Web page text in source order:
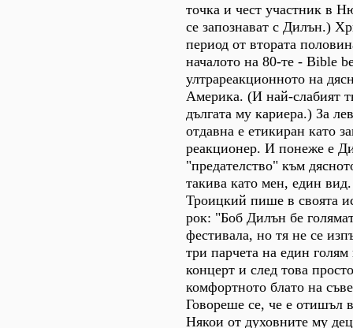
точка и чест участник в
се запознават с Дилън.)
период от втората
началото на 80-те - Bible
ултрареакционното на
Америка. (И най-слабият
дългата му кариера.) За
отдавна е етикиран като
реакционер. И понеже е
"предателство" към
такива като мен, един
Троицкий пише в своята
рок: "Боб Дилън бе
фестивала, но тя не се
три парчета на един
концерт и след това
комфортното блато на
Говореше се, че е отишъл
Някои от духовните му